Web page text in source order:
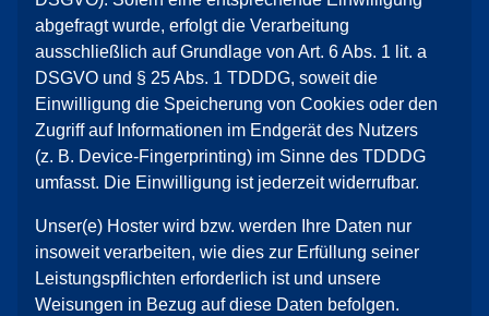
abgefragt wurde, erfolgt die Verarbeitung
ausschließlich auf Grundlage von Art. 6 Abs. 1 lit. a
DSGVO und § 25 Abs. 1 TDDDG, soweit die
Einwilligung die Speicherung von Cookies oder den
Zugriff auf Informationen im Endgerät des Nutzers
(z. B. Device-Fingerprinting) im Sinne des TDDDG
umfasst. Die Einwilligung ist jederzeit widerrufbar.
Unser(e) Hoster wird bzw. werden Ihre Daten nur
insoweit verarbeiten, wie dies zur Erfüllung seiner
Leistungspflichten erforderlich ist und unsere
Weisungen in Bezug auf diese Daten befolgen.